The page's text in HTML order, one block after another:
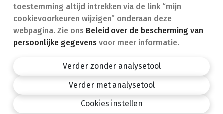
toestemming altijd intrekken via de link “mijn
cookievoorkeuren wijzigen” onderaan deze
webpagina. Zie ons Beleid over de bescherming van
persoonlijke gegevens voor meer informatie.
Verder zonder analysetool
Verder met analysetool
Cookies instellen
Apotheek.be
Privacy policy
Algemene voorwaarden
design by